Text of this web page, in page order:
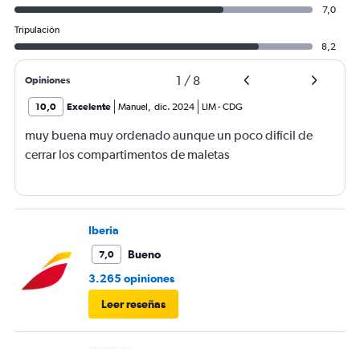
7,0
Tripulación
8,2
Opiniones 1 / 8
10,0 Excelente Manuel, dic. 2024 LIM-CDG
muy buena muy ordenado aunque un poco difícil de
cerrar los compartimentos de maletas
Iberia
7,0
Bueno
3.265 opiniones
Leer reseñas